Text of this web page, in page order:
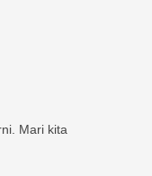
Mari kita